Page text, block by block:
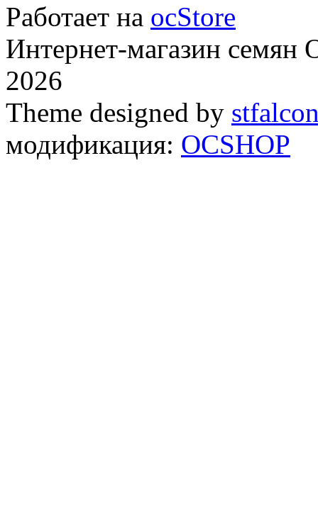
Работает на ocStore
Интернет-магазин
2026
Theme designed by
модификация: OCSHOP